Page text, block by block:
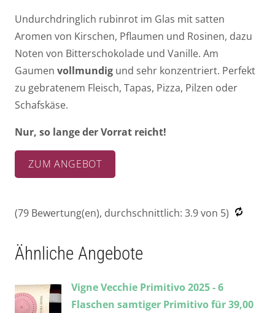
Undurchdringlich rubinrot im Glas mit satten
Aromen von Kirschen, Pflaumen und Rosinen, dazu
Noten von Bitterschokolade und Vanille. Am
Gaumen vollmundig und sehr konzentriert. Perfekt
zu gebratenem Fleisch, Tapas, Pizza, Pilzen oder
Schafskäse.
Nur, so lange der Vorrat reicht!
ZUM ANGEBOT
(79 Bewertung(en), durchschnittlich: 3.9von 5)
Ähnliche Angebote
Vigne Vecchie Primitivo 2025 - 6
Flaschen samtiger Primitivo für 39,00